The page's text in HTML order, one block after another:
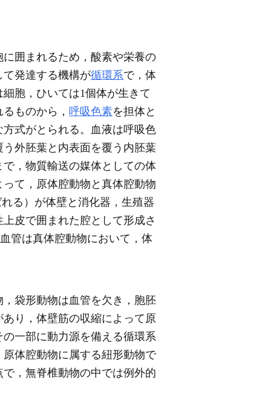
に囲まれるため，酸素や栄養の
発達する機構が循環系で，体
胞，ひいては1個体が生きて
ものから， 呼吸色素を担体と
式がとられる。血液は呼吸色
外胚葉と内表面を覆う内胚葉
，物質輸送の媒体としての体
て，原体腔動物と真体腔動物
る）が体壁と消化器，生殖器
皮で囲まれた腔として形成さ
管は真体腔動物において，体
袋形動物は血管を欠き，胞胚
り，体壁筋の収縮によって原
一部に動力源を備える循環系
体腔動物に属する紐形動物で
，無脊椎動物の中では例外的